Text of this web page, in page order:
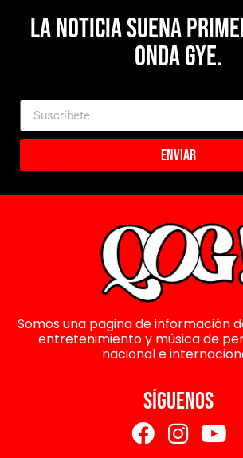
La noticia suena
Onda Gye.
Enviar
Somos una pagina de información
entretenimiento y música de
nacional e
SÍGUENOS